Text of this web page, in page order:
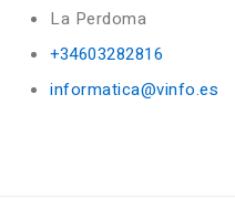
La Perdoma
+34603282816
informatica@vinfo.es